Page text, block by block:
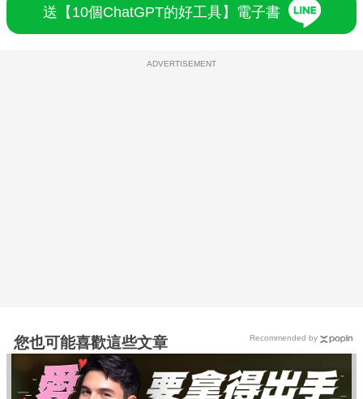
送【10個ChatGPT的好工具】電子書
ADVERTISEMENT
您也可能喜歡這些文章 Recommended by